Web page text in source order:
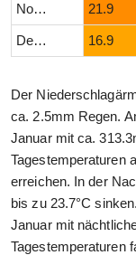
November 21.9
Dezember 16.9
Der
ca. 2.5mm Regen.
Januar mit ca.
Tagestemperaturen
erreichen. In der
bis zu 23.7°C
Januar mit
Tagestemperaturen